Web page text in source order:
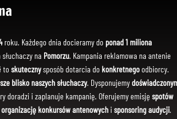
roku. Każdego dnia docieramy do ponad 1 miliona
na Pomorzu. Kampania reklamowa na antenie
toskutecznysposób dotarcia dokonkretnegoodbiorcy.
blisko naszych słuchaczy. Dysponujemy
doradzi i zaplanuje kampanię. Oferujemy emisję spotów
organizację konkursów antenowychi sponsoring audycji.